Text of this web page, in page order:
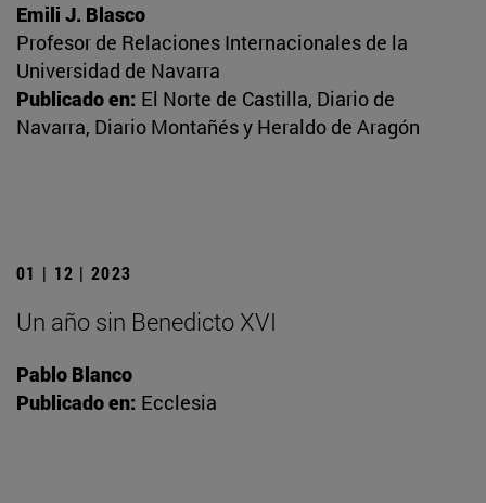
Emili J. Blasco
Profesor de Relaciones Internacionales de la
Universidad de Navarra
Publicado en: El Norte de Castilla, Diario de
Navarra, Diario Montañés y Heraldo de Aragón
01 | 12 | 2023
Un año sin Benedicto XVI
Pablo Blanco
Publicado en: Ecclesia